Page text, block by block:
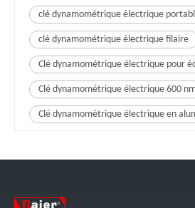
clé dynamométrique électrique
clé dynamométrique électrique filaire
Clé dynamométrique électrique pour
Clé dynamométrique électrique 600
Clé dynamométrique électrique en